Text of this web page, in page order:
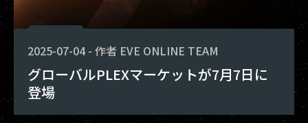
2025-07-04 - 作者 EVE ONLINE TEAM
グローバルPLEXマーケットが7月7日に
登場